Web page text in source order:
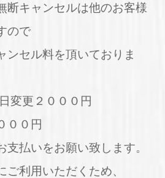
断キャンセルは他のお客様
ので
ンセル料を頂いておりま
変更２０００円
００円
支払いをお願い致します。
ご利用いただくため、